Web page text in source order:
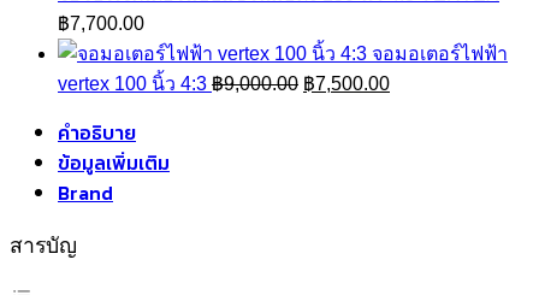
฿7,700.00
จอมอเตอร์ไฟฟ้า
vertex 100 นิ้ว 4:3 ฿9,000.00 Original
฿7,500.00Current
คำอธิบาย
ข้อมูลเพิ่มเติม
Brand
สารบัญ